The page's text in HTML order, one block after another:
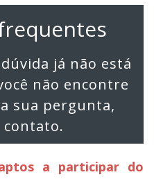
já não está
não encontre
sua pergunta,
a participar do